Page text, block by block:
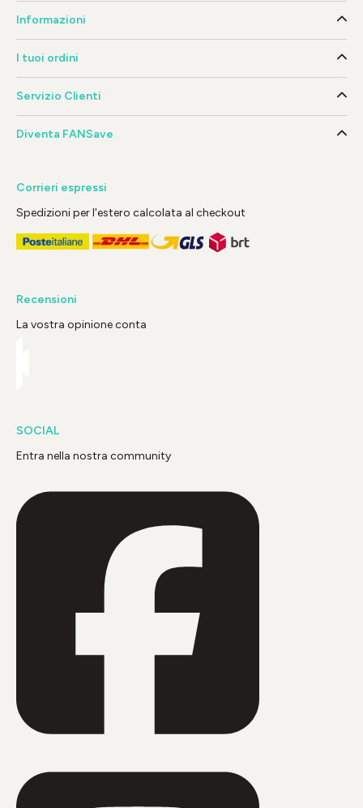
Informazioni
I tuoi ordini
Servizio Clienti
Diventa FANSave
Corrieri espressi
Spedizioni per l'estero calcolata al checkout
Recensioni
La vostra opinione conta
SOCIAL
Entra nella nostra community